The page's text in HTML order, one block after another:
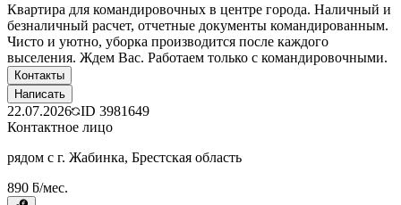
Квартира для командировочных в центре города. Наличный и
безналичный расчет, отчетные документы командированным.
Чисто и уютно, уборка производится после каждого
выселения. Ждем Вас. Работаем только с командировочными.
Контакты
Написать
22.07.2026 ID 3981649
Контактное лицо
рядом с г. Жабинка, Брестская область
890 ƃ/мес.